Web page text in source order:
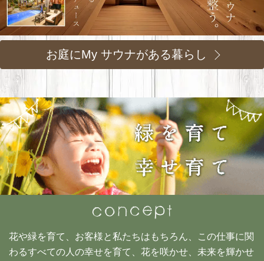
お庭にMy サウナがある暮らし
花や緑を育て、お客様と私たちはもちろん、この仕事に関
わるすべての人の幸せを育て、花を咲かせ、未来を輝かせ